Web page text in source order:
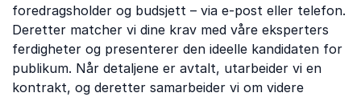
foredragsholder og budsjett – via e-post eller telefon.
Deretter matcher vi dine krav med våre eksperters
ferdigheter og presenterer den ideelle kandidaten for
publikum. Når detaljene er avtalt, utarbeider vi en
kontrakt, og deretter samarbeider vi om videre